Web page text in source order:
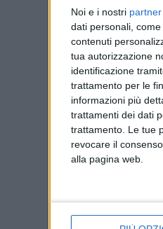
Noi e i nostri partner
dati personali,
contenuti
tua autorizzazione
identificazione
trattamento per le
informazioni più
trattamenti dei dati
trattamento. Le tue
revocare il
alla pagina web.